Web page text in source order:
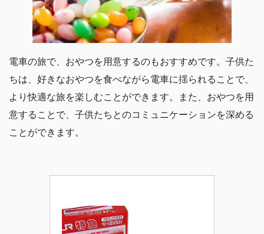
電車の旅で、おやつを用意するのもおすすめです。子供た
ちは、好きなおやつを食べながら電車に揺られることで、
より快適な旅を楽しむことができます。また、おやつを用
意することで、子供たちとのコミュニケーションを深める
ことができます。